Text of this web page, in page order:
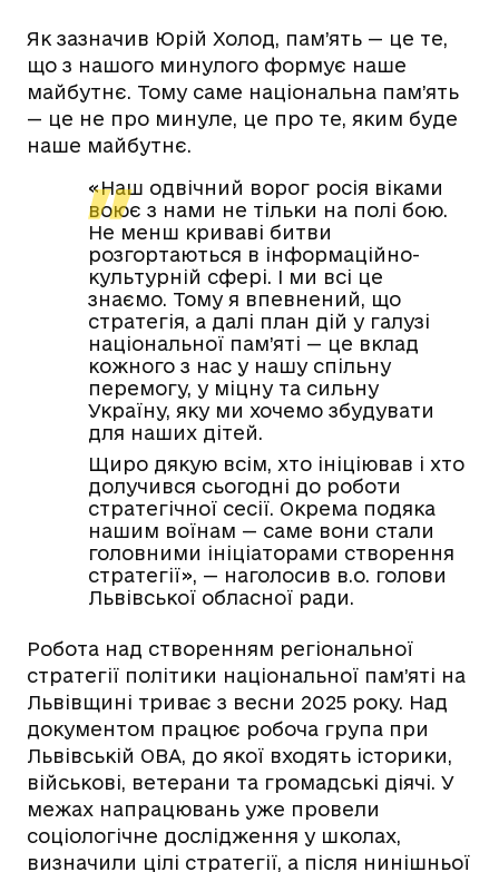
Як зазначив Юрій Холод, пам’ять — це те,
що з нашого минулого формує наше
майбутнє. Тому саме національна пам’ять
— це не про минуле, це про те, яким буде
наше майбутнє.
«Наш одвічний ворог росія віками
воює з нами не тільки на полі бою.
Не менш криваві битви
розгортаються в інформаційно-
культурній сфері. І ми всі це
знаємо. Тому я впевнений, що
стратегія, а далі план дій у галузі
національної пам’яті — це вклад
кожного з нас у нашу спільну
перемогу, у міцну та сильну
Україну, яку ми хочемо збудувати
для наших дітей.
Щиро дякую всім, хто ініціював і хто
долучився сьогодні до роботи
стратегічної сесії. Окрема подяка
нашим воїнам — саме вони стали
головними ініціаторами створення
стратегії», — наголосив в.о. голови
Львівської обласної ради.
Робота над створенням регіональної
стратегії політики національної пам’яті на
Львівщині триває з весни 2025 року. Над
документом працює робоча група при
Львівській ОВА, до якої входять історики,
військові, ветерани та громадські діячі. У
межах напрацювань уже провели
соціологічне дослідження у школах,
визначили цілі стратегії, а після нинішньої